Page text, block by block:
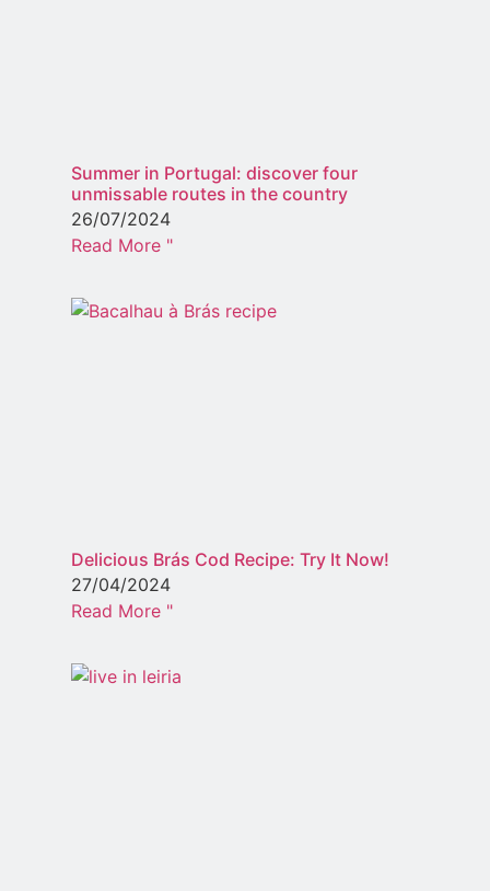
Summer in Portugal: discover four
unmissable routes in the country
26/07/2024
Read More "
Delicious Brás Cod Recipe: Try It Now!
27/04/2024
Read More "